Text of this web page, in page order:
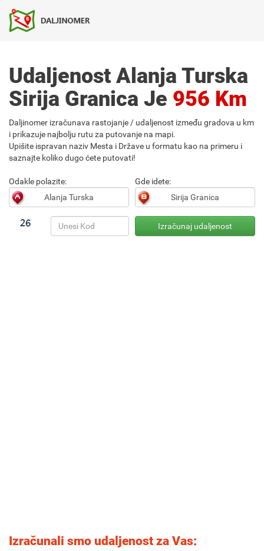
Udaljenost Alanja Turska
Sirija Granica Je 956 Km
Daljinomer izračunava rastojanje / udaljenost između gradova u km
i prikazuje najbolju rutu za putovanje na mapi.
Upišite ispravan naziv Mesta i Države u formatu kao na primeru i
saznajte koliko dugo ćete putovati!
Odakle polazite: Gde idete:
Izračunali smo udaljenost za Vas: